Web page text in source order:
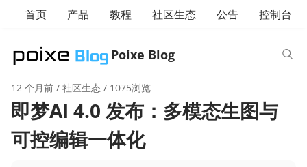
Poixe Blog
首页 产品 教程 社区生态 公告 控制台
12 个月前/ 社区生态/ 1075浏览
即梦AI 4.0 发布：多模态生图与
可控编辑一体化